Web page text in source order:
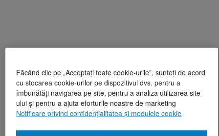
Făcând clic pe „Acceptați toate cookie-urile”, sunteți de acord
cu stocarea cookie-urilor pe dispozitivul dvs. pentru a
îmbunătăți navigarea pe site, pentru a analiza utilizarea site-
ului și pentru a ajuta eforturile noastre de marketing
Notificare privind confidențialitatea și modulele cookie